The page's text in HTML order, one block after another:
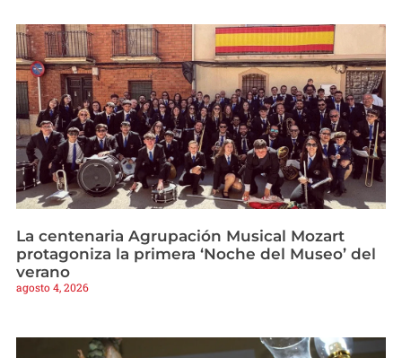
La centenaria Agrupación Musical Mozart
protagoniza la primera ‘Noche del Museo’ del
verano
agosto 4, 2026